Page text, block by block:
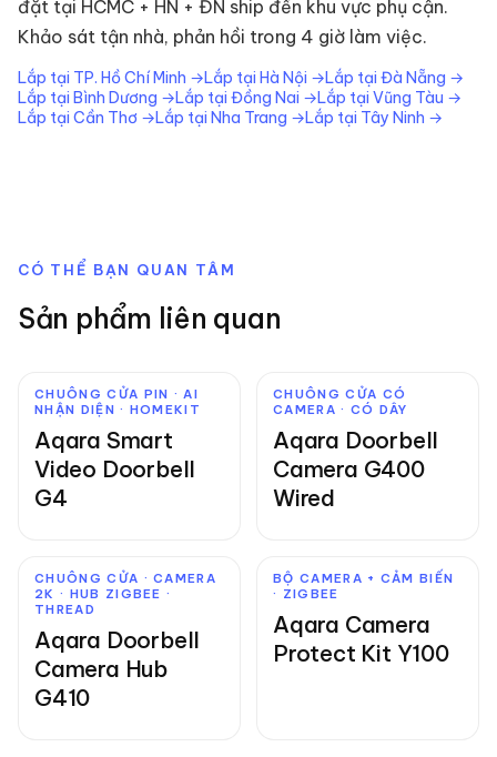
đặt tại HCMC + HN + ĐN ship đến khu vực phụ cận.
Khảo sát tận nhà, phản hồi trong 4 giờ làm việc.
Lắp tại TP. Hồ Chí Minh →Lắp tại Hà Nội →Lắp tại Đà Nẵng →
Lắp tại Bình Dương →Lắp tại Đồng Nai →Lắp tại Vũng Tàu →
Lắp tại Cần Thơ →Lắp tại Nha Trang →Lắp tại Tây Ninh →
CÓ THỂ BẠN QUAN TÂM
Sản phẩm liên quan
CHUÔNG CỬA PIN · AI
NHẬN DIỆN · HOMEKIT
Aqara Smart
Video Doorbell
G4
CHUÔNG CỬA CÓ
CAMERA · CÓ DÂY
Aqara Doorbell
Camera G400
Wired
CHUÔNG CỬA · CAMERA
2K · HUB ZIGBEE ·
THREAD
Aqara Doorbell
Camera Hub
G410
BỘ CAMERA + CẢM BIẾN
· ZIGBEE
Aqara Camera
Protect Kit Y100